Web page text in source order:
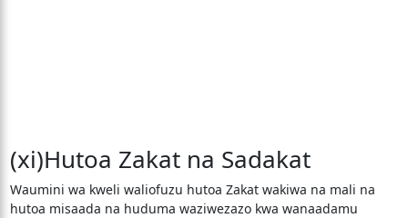
(xi)Hutoa Zakat na Sadakat
Waumini wa kweli waliofuzu hutoa Zakat wakiwa na mali na
hutoa misaada na huduma waziwezazo kwa wanaadamu